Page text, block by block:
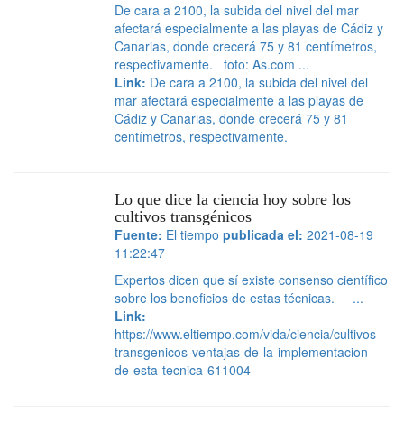
De cara a 2100, la subida del nivel del mar
afectará especialmente a las playas de Cádiz y
Canarias, donde crecerá 75 y 81 centímetros,
respectivamente. foto: As.com ...
Link: De cara a 2100, la subida del nivel del
mar afectará especialmente a las playas de
Cádiz y Canarias, donde crecerá 75 y 81
centímetros, respectivamente.
Lo que dice la ciencia hoy sobre los
cultivos transgénicos
Fuente: El tiempo publicada el: 2021-08-19
11:22:47
Expertos dicen que sí existe consenso científico
sobre los beneficios de estas técnicas. ...
Link:
https://www.eltiempo.com/vida/ciencia/cultivos-
transgenicos-ventajas-de-la-implementacion-
de-esta-tecnica-611004